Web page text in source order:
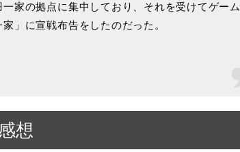
家の拠点に集中しており、それを受けてゲーム
」に宣戦布告をしたのだった。
想